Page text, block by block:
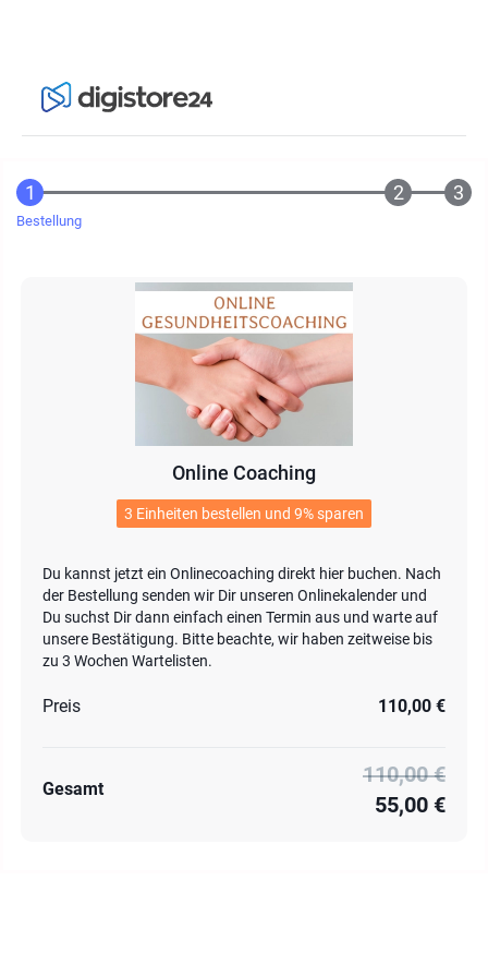
Bestellung
Online Coaching
3 Einheiten bestellen und 9% sparen
Du kannst jetzt ein Onlinecoaching direkt hier buchen. Nach
der Bestellung senden wir Dir unseren Onlinekalender und
Du suchst Dir dann einfach einen Termin aus und warte auf
unsere Bestätigung. Bitte beachte, wir haben zeitweise bis
zu 3 Wochen Wartelisten.
Preis 110,00 €
Gesamt
110,00 €
55,00 €